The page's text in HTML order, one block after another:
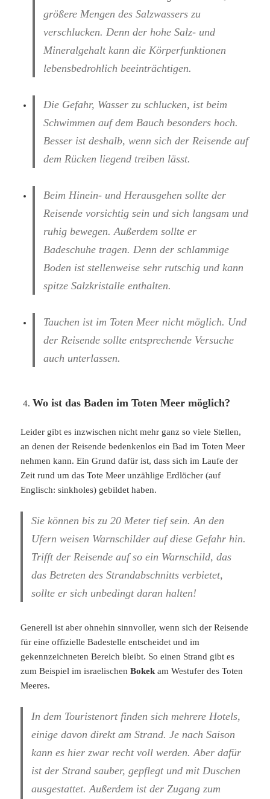
größere Mengen des Salzwassers zu
verschlucken. Denn der hohe Salz- und
Mineralgehalt kann die Körperfunktionen
lebensbedrohlich beeinträchtigen.
Die Gefahr, Wasser zu schlucken, ist beim
Schwimmen auf dem Bauch besonders hoch.
Besser ist deshalb, wenn sich der Reisende auf
dem Rücken liegend treiben lässt.
Beim Hinein- und Herausgehen sollte der
Reisende vorsichtig sein und sich langsam und
ruhig bewegen. Außerdem sollte er
Badeschuhe tragen. Denn der schlammige
Boden ist stellenweise sehr rutschig und kann
spitze Salzkristalle enthalten.
Tauchen ist im Toten Meer nicht möglich. Und
der Reisende sollte entsprechende Versuche
auch unterlassen.
Wo ist das Baden im Toten Meer möglich?
Leider gibt es inzwischen nicht mehr ganz so viele Stellen,
an denen der Reisende bedenkenlos ein Bad im Toten Meer
nehmen kann. Ein Grund dafür ist, dass sich im Laufe der
Zeit rund um das Tote Meer unzählige Erdlöcher (auf
Englisch: sinkholes) gebildet haben.
Sie können bis zu 20 Meter tief sein. An den
Ufern weisen Warnschilder auf diese Gefahr hin.
Trifft der Reisende auf so ein Warnschild, das
das Betreten des Strandabschnitts verbietet,
sollte er sich unbedingt daran halten!
Generell ist aber ohnehin sinnvoller, wenn sich der Reisende
für eine offizielle Badestelle entscheidet und im
gekennzeichneten Bereich bleibt. So einen Strand gibt es
zum Beispiel im israelischenBokekam Westufer des Toten
Meeres.
In dem Touristenort finden sich mehrere Hotels,
einige davon direkt am Strand. Je nach Saison
kann es hier zwar recht voll werden. Aber dafür
ist der Strand sauber, gepflegt und mit Duschen
ausgestattet. Außerdem ist der Zugang zum